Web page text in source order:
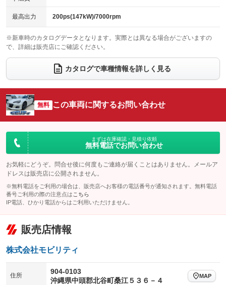
チップアップシート
：装備なし
：装備なし ：装備あり
ウォークスルー
：装備なし
電動リアゲート フロントカメラ
：装備なし
：装備なし ：装備なし
サイドカメラ
：装備なし ルーフレール
：装備なし
：装備なし
：装備なし
最高出力 200ps(147kW)/7000rpm
※新車時のカタログデータとなります。実際とは異なる場合がございますの
で、詳細は販売店にご確認ください。
カタログで車種情報を詳しく見る
無料 この車両に関するお問い合わせ
まずは在庫確認・見積り依頼
無料電話でお問い合わせ
お気軽にどうぞ。問合せ後に何度もご連絡が届くことはありません。メールア
ドレスは販売店に公開されません。
※無料電話をご利用の場合は、販売店へお客様の電話番号が通知されます。無料電話
番号ご利用の際の注意点は こちら
IP電話、ひかり電話からはご利用いただけません。
販売店情報
株式会社モビリティ
住所
904-0103
沖縄県中頭郡北谷町桑江５３６－４
MAP